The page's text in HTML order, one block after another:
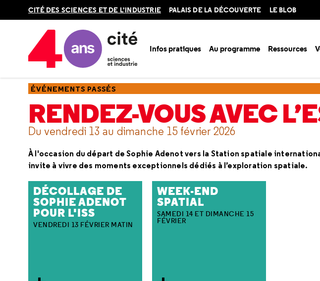
CITÉ DES SCIENCES ET DE L'INDUSTRIE PALAIS DE LA DÉCOUVERTE LE BLOB
Infos pratiques Au programme Ressources
Accueil Ressources
ÉVÉNEMENTS PASSÉS
RENDEZ-VOUS AVEC
Du vendredi 13 au dimanche 15 février 2026
À l'occasion du départ de Sophie Adenot vers la Station spatiale
invite à vivre des moments exceptionnels dédiés à l’exploration spatiale.
DÉCOLLAGE DE
SOPHIE ADENOT
POUR L'ISS
VENDREDI 13 FÉVRIER MATIN
WEEK-END
SPATIAL
SAMEDI 14 ET DIMANCHE 15
FÉVRIER